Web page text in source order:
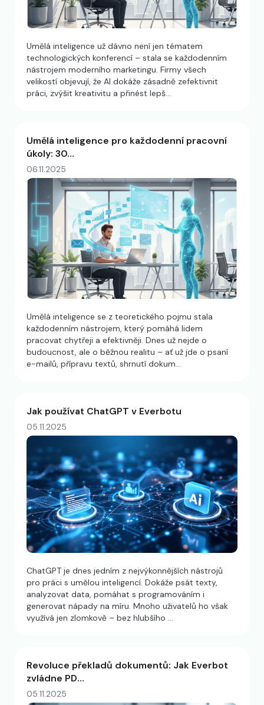
Umělá inteligence už dávno není jen tématem
technologických konferencí – stala se každodenním
nástrojem moderního marketingu. Firmy všech
velikostí objevují, že AI dokáže zásadně zefektivnit
práci, zvýšit kreativitu a přinést lepš…
Umělá inteligence pro každodenní pracovní
úkoly: 30…
06.11.2025
Umělá inteligence se z teoretického pojmu stala
každodenním nástrojem, který pomáhá lidem
pracovat chytřeji a efektivněji. Dnes už nejde o
budoucnost, ale o běžnou realitu – ať už jde o psaní
e-mailů, přípravu textů, shrnutí dokum…
Jak používat ChatGPT v Everbotu
05.11.2025
ChatGPT je dnes jedním z nejvýkonnějších nástrojů
pro práci s umělou inteligencí. Dokáže psát texty,
analyzovat data, pomáhat s programováním i
generovat nápady na míru. Mnoho uživatelů ho však
využívá jen zlomkově – bez hlubšího …
Revoluce překladů dokumentů: Jak Everbot
zvládne PD…
05.11.2025